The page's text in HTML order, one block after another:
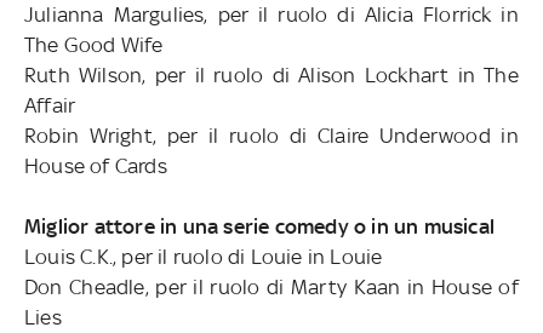
Julianna Margulies, per il ruolo di Alicia Florrick in
The Good Wife
Ruth Wilson, per il ruolo di Alison Lockhart in The
Affair
Robin Wright, per il ruolo di Claire Underwood in
House of Cards
Miglior attore in una serie comedy o in un musical
Louis C.K., per il ruolo di Louie in Louie
Don Cheadle, per il ruolo di Marty Kaan in House of
Lies